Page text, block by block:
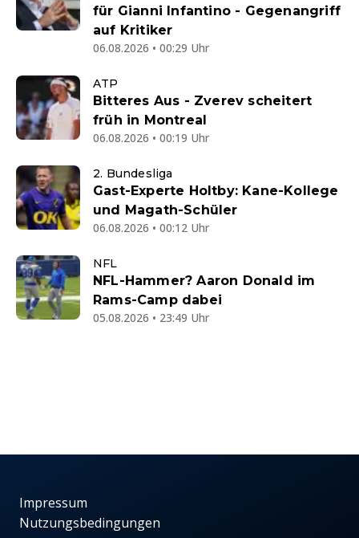
für Gianni Infantino - Gegenangriff
auf Kritiker
06.08.2026 • 00:29 Uhr
ATP
Bitteres Aus - Zverev scheitert
früh in Montreal
06.08.2026 • 00:19 Uhr
2. Bundesliga
Gast-Experte Holtby: Kane-Kollege
und Magath-Schüler
06.08.2026 • 00:12 Uhr
NFL
NFL-Hammer? Aaron Donald im
Rams-Camp dabei
05.08.2026 • 23:49 Uhr
Impressum
Nutzungsbedingungen